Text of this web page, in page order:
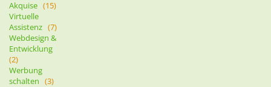
Akquise (15)
Virtuelle
Assistenz (7)
Webdesign &
Entwicklung
(2)
Werbung
schalten (3)